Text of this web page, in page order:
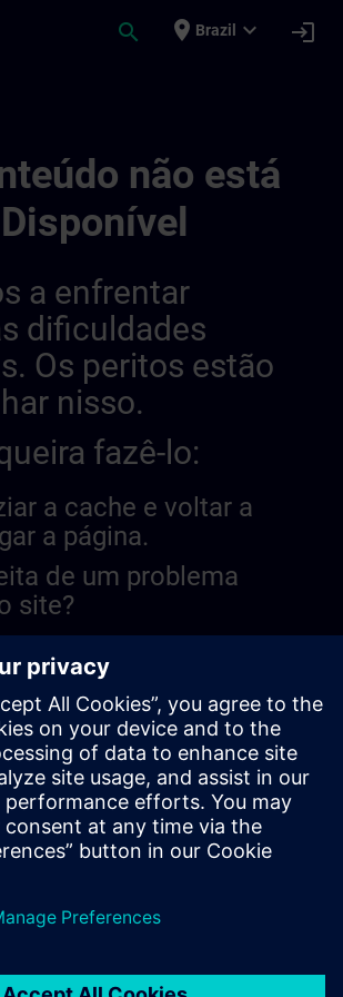
search place Brazil expand_more login
não está
Disponível
a enfrentar
dificuldades
Os peritos estão
nisso.
fazê-lo:
a cache e voltar a
a página.
de um problema
site?